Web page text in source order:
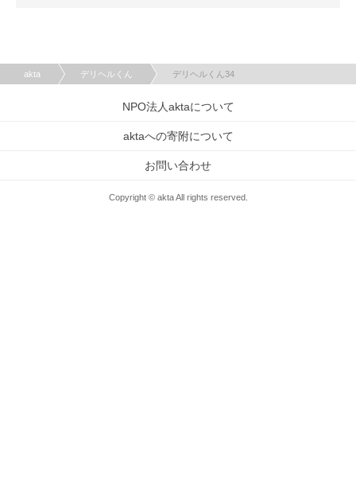
akta デリヘルくん デリヘルくん34
NPO法人aktaについて
aktaへの寄附について
お問い合わせ
Copyright © akta All rights reserved.